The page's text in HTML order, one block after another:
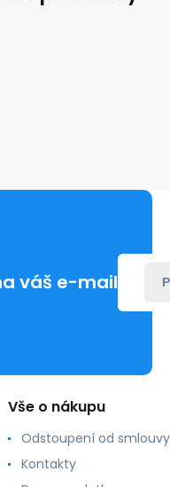
váš e-mail
Vše o nákupu
Odstoupení od smlouvy
Kontakty